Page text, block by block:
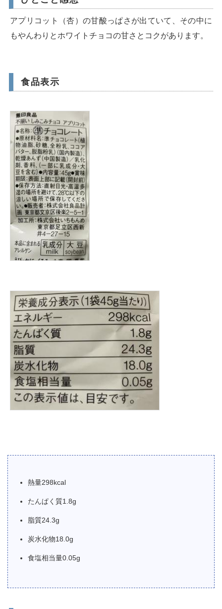
アプリコット（杏）の甘酸っぱさが出ていて、その中に
もやんわりとホワイトチョコの甘さとコクがあります。
食品表示
熱量298kcal
たんぱく質1.8g
脂質24.3g
炭水化物18.0g
食塩相当量0.05g